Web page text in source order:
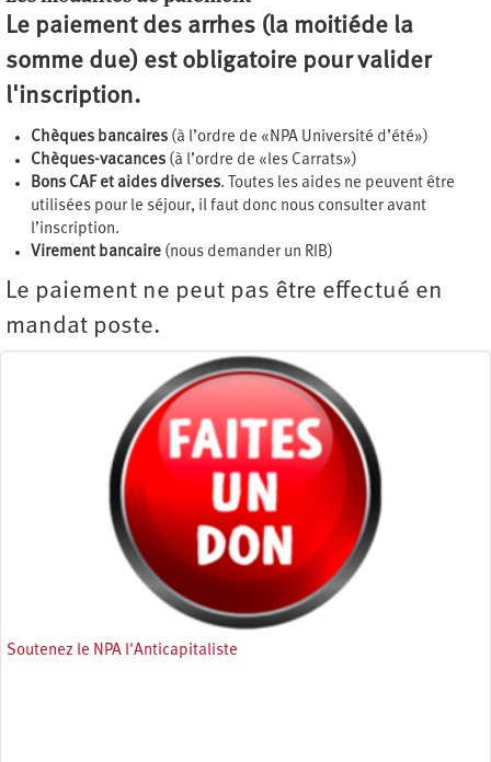
Le paiement des arrhes (la moitiéde la
somme due) est obligatoire pour valider
l'inscription.
Chèques bancaires(à l’ordre de «NPA Université d’été»)
Chèques-vacances(à l’ordre de «les Carrats»)
Bons CAF et aides diverses. Toutes les aides ne peuvent être
utilisées pour le séjour, il faut donc nous consulter avant
l’inscription.
Virement bancaire(nous demander un RIB)
Le paiement ne peut pas être effectué en
mandat poste.
Soutenez le NPA l'Anticapitaliste